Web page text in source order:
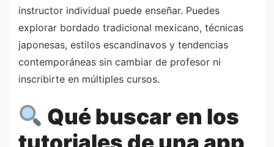
instructor individual puede enseñar. Puedes
explorar bordado tradicional mexicano, técnicas
japonesas, estilos escandinavos y tendencias
contemporáneas sin cambiar de profesor ni
inscribirte en múltiples cursos.
Qué buscar en los
tutoriales de una app